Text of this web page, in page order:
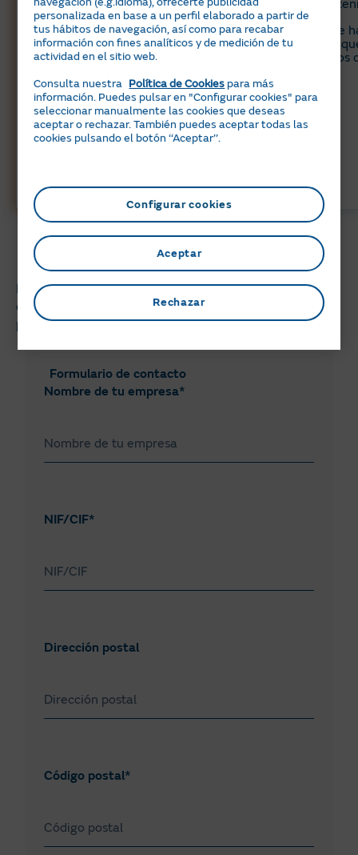
7,6 millones de puntos de
distribución.
Emite
CO2
Solicitud de información
Indica el tipo de solución que te interesa y déjanos tus
datos. En breve, nos pondremos en contacto contigo
para facilitarte toda la información que necesitas.
Formulario de contacto
Nombre de tu empresa*
NIF/CIF*
Dirección postal
Código postal*
personalizada en base a un perfil elaborado a partir de
tus hábitos de navegación, así como para recabar
información con fines analíticos y de medición de tu
actividad en el sitio web.
Consulta nuestra Política de Cookies para más
información. Puedes pulsar en "Configurar cookies" para
seleccionar manualmente las cookies que deseas
aceptar o rechazar. También puedes aceptar todas las
cookies pulsando el botón ‘‘Aceptar’’.
Configurar cookies
Rechazar
Aceptar